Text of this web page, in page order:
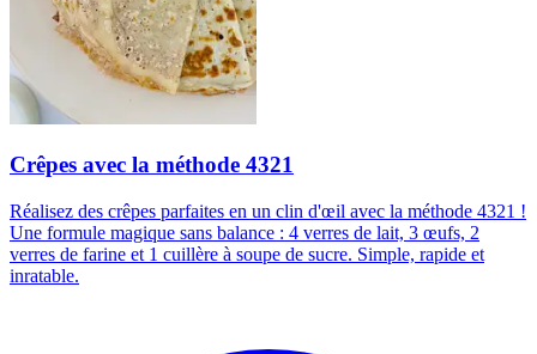
Crêpes avec la méthode 4321
Réalisez des crêpes parfaites en un clin d'œil avec la méthode 4321 !
Une formule magique sans balance : 4 verres de lait, 3 œufs, 2
verres de farine et 1 cuillère à soupe de sucre. Simple, rapide et
inratable.